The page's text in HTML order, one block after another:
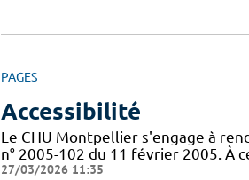
PAGES
Accessibilité
Le CHU Montpellier s'engage à
n° 2005-102 du 11 février 2005.
27/03/2026 11:35